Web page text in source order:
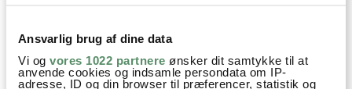
Ansvarlig brug af dine data
Vi og vores 1022 partnere ønsker dit samtykke til at
anvende cookies og indsamle persondata om IP-
adresse, ID og din browser til præferencer, statistik og
Birthe Hansen:
29. marts 2015 kl. 20:34